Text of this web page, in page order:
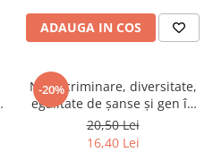
ADAUGA IN COS
-20%
Nediscriminare, diversitate,
egalitate de șanse și gen în
contextul dezvoltării durabile
(note de curs)
20,50 Lei
16,40 Lei